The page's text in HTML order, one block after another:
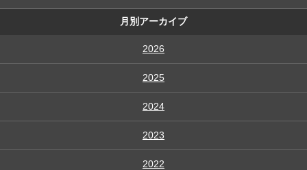
月別アーカイブ
2026
2025
2024
2023
2022